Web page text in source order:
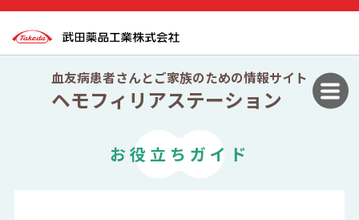
血友病患者さんとご家族のための情報サイト
ヘモフィリアステーション
お役立ちガイド